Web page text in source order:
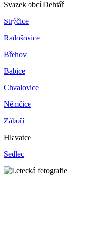
Svazek obcí Dehtář
Strýčice
Radošovice
Břehov
Babice
Chvalovice
Němčice
Záboří
Hlavatce
Sedlec